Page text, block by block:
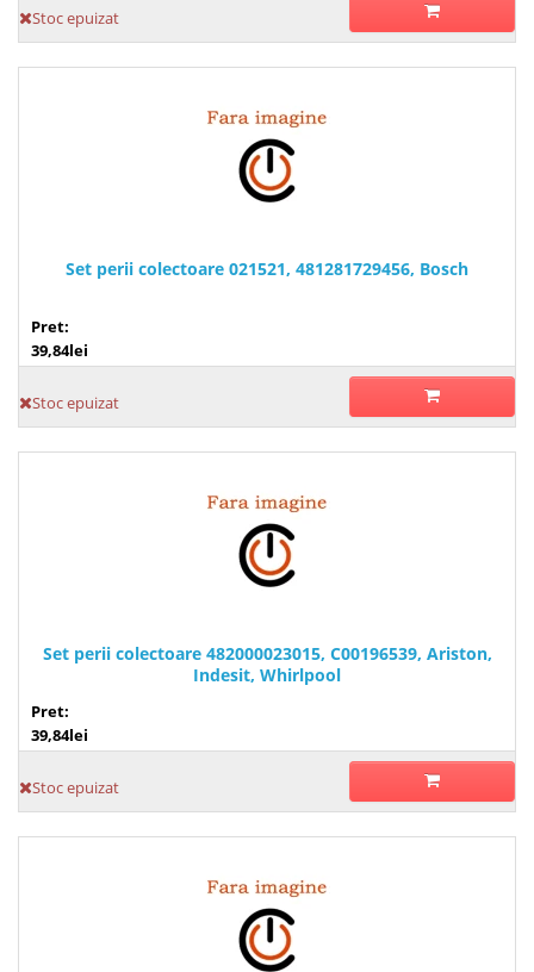
Stoc epuizat
Set perii colectoare 021521, 481281729456, Bosch
Pret:
39,84lei
Stoc epuizat
Set perii colectoare 482000023015, C00196539, Ariston,
Indesit, Whirlpool
Pret:
39,84lei
Stoc epuizat